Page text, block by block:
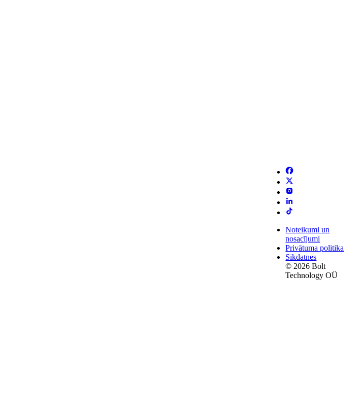
Noteikumi un
nosacījumi
Privātuma politika
Sīkdatnes
© 2026 Bolt
Technology OÜ